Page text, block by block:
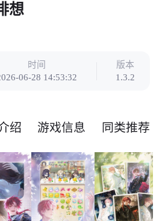
想
时间
06-28 14:53:32
版本
1.3.2
绍 游戏信息 同类推荐